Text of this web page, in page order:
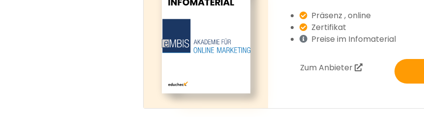
Präsenz , online
Zertifikat
Preise im Infomaterial
Zum Anbieter